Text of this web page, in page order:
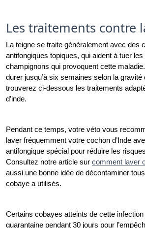
Les traitements contre
La teigne se traite généralement avec des
antifongiques topiques, qui aident à tuer
champignons qui provoquent cette
durer jusqu’à six semaines selon la gravité
trouverez ci-dessous les traitements
d’inde.
Pendant ce temps, votre véto vous
laver fréquemment votre cochon d’Inde
antifongique spécial pour réduire les
Consultez notre article sur comment laver
aussi une bonne idée de décontaminer
cobaye a utilisés.
Certains cobayes atteints de cette
quarantaine pendant 30 jours pour